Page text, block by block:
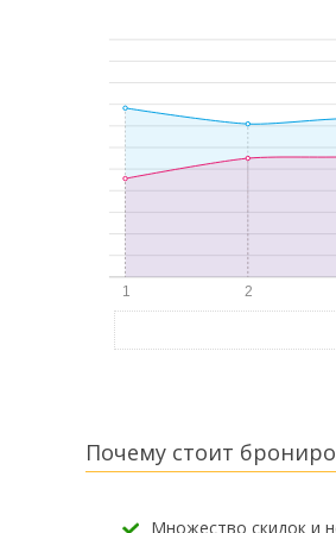
Почему стоит
Множество скидок и